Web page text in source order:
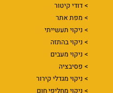
דודי קיטור
מפת אתר
ניקוי תעשייתי
ניקוי בהתזה
ניקוי מעבים
פסיבציה
ניקוי מגדלי קירור
ניקוי מחליפי חום